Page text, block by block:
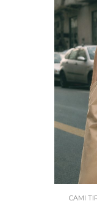
CAMI